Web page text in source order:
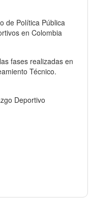
de Política Pública
en Colombia
fases realizadas en
Técnico.
Deportivo